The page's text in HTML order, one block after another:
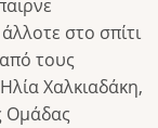
στο σπίτι
τους
Χαλκιαδάκη,
Ομάδας